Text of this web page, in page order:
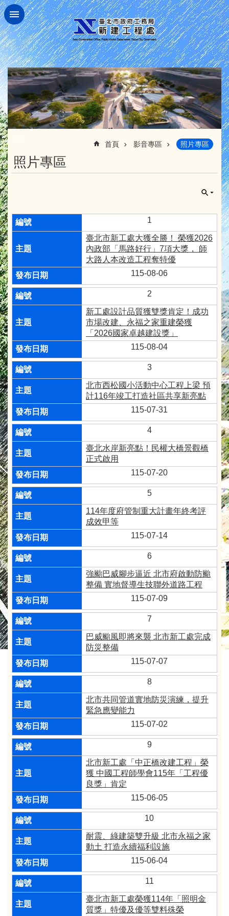
跳到主要內容區塊
首頁 影音專區 照片專區
照片專區
1
臺北市新工處大獲全勝！ 榮獲2026
內政部「馬路好行」7項大獎， 師
大路人本改造工程奪特優
115-08-06
2
新工處設計品質獲雙獎肯定！成功
市場改建、永福之家重建榮獲
「2026國家卓越建設獎」
115-08-04
3
北市西松國小活動中心工程上梁 預
計116年竣工打造社區共享新亮點
115-07-31
4
臺北水岸新亮點！民權大橋景觀橋
正式啟用
115-07-20
5
114年度府管制重大計畫年終考評
成效甲等
115-07-14
6
強颱巴威腳步逼近 北市府啟動防颱
整備 實地督導生技聯外道路工程
115-07-09
7
巴威颱風即將來襲 北市新工處完成
防災整備
115-07-07
8
北市共同管道實地防災演練，提升
緊急應變能力
115-07-02
9
北市新工處「中正橋改建工程」榮
獲 中國工程師學會115年「工程優
良獎」肯定
115-06-05
10
耐震、綠建築雙升級 北市永福之家
動土 打造永續福利設施
115-06-04
11
臺北市新工處榮獲114年「照明金
質獎」特優及優等雙料殊榮